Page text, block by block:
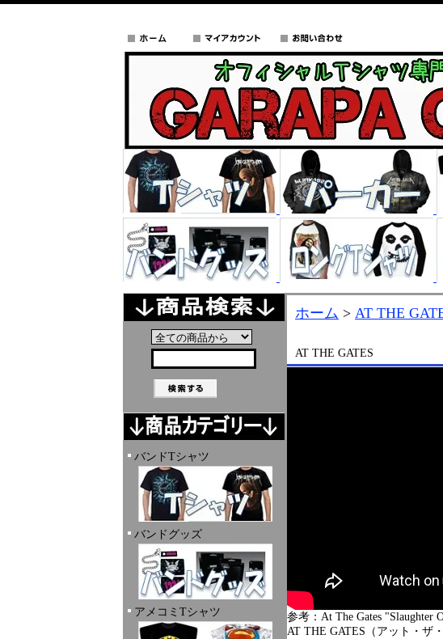
バンドTシャツ
バンドグッズ
アメコミTシャツ
ホーム > AT THE
AT THE GATES
参考：At The Gates "Slaughter
AT THE GATES（アット・ザ